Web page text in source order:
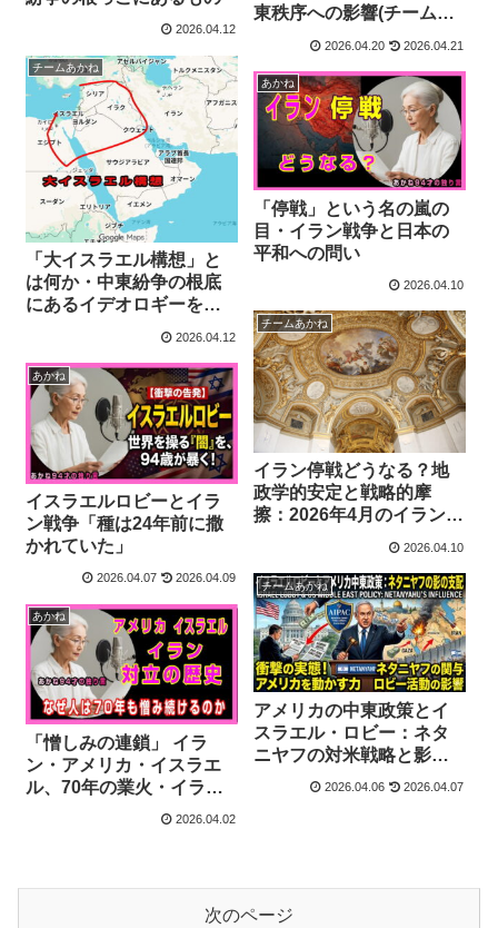
東秩序への影響(チームあ
2026.04.20 2026.04.21
2026.04.12
チームあかね
「大イスラエル構想」と
は何か・中東紛争の根底
にあるイデオロギーを読
2026.04.12
あかね
「停戦」という名の嵐の
目・イラン戦争と日本の
平和への問い
2026.04.10
チームあかね
イラン停戦どうなる？地
政学的安定と戦略的摩
擦：2026年4月のイラン・
バード交渉に関する総合
的評価(チームあかね編)
2026.04.10
あかね
イスラエルロビーとイラ
ン戦争「種は24年前に撒
かれていた」
2026.04.07 2026.04.09
チームあかね
アメリカの中東政策とイ
スラエル・ロビー：ネタ
ニヤフの対米戦略と影響
力の構造(チームあかね編)
2026.04.06 2026.04.07
あかね
「憎しみの連鎖」 イラ
ン・アメリカ・イスラエ
ル、70年の業火・イラン
2026.04.02
次のページ